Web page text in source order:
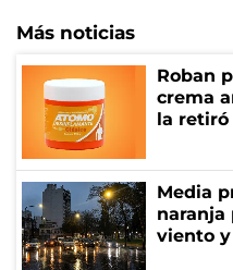
Más noticias
Roban
crema
la retiró
Media
naranja
viento